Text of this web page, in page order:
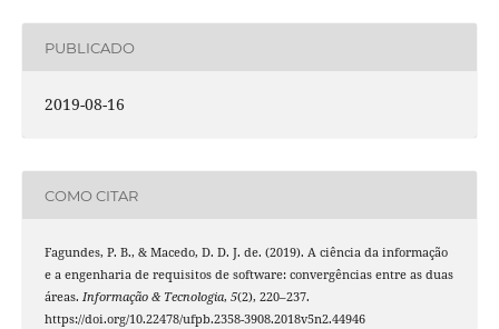
PUBLICADO
2019-08-16
COMO CITAR
Fagundes, P. B., & Macedo, D. D. J. de. (2019). A ciência da informação
e a engenharia de requisitos de software: convergências entre as duas
áreas. Informação & Tecnologia, 5(2), 220–237.
https://doi.org/10.22478/ufpb.2358-3908.2018v5n2.44946